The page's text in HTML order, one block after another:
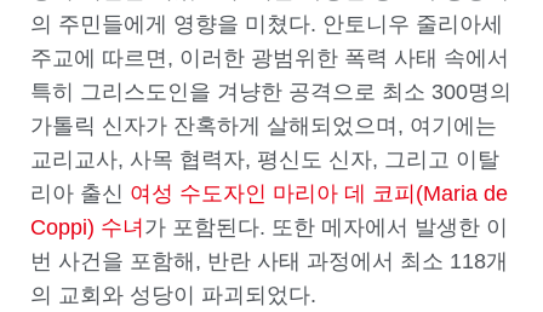
의 주민들에게 영향을 미쳤다. 안토니우 줄리아세
주교에 따르면, 이러한 광범위한 폭력 사태 속에서
특히 그리스도인을 겨냥한 공격으로 최소 300명의
가톨릭 신자가 잔혹하게 살해되었으며, 여기에는
교리교사, 사목 협력자, 평신도 신자, 그리고 이탈
리아 출신 여성 수도자인 마리아 데 코피(Maria de
Coppi) 수녀 가 포함된다. 또한 메자에서 발생한 이
번 사건을 포함해, 반란 사태 과정에서 최소 118개
의 교회와 성당이 파괴되었다.